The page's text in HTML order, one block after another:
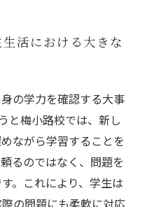
期テストを乗り越え
人ひとりの学習法を
：さらなる学びへと
活における大きな
の学力を確認する大事
と梅小路校では、新し
ながら学習することを
るのではなく、問題を
。これにより、学生は
の問題にも柔軟に対応